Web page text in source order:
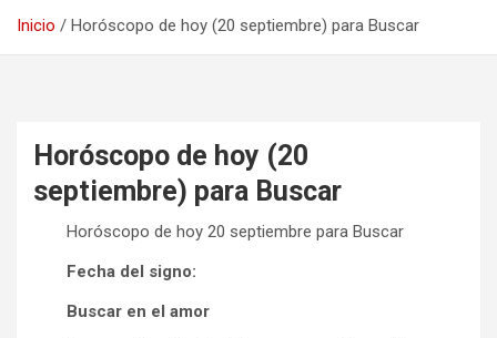
Inicio Horóscopo de hoy (20 septiembre) para Buscar
Horóscopo de hoy (20
septiembre) para Buscar
Horóscopo de hoy 20 septiembre para Buscar
Fecha del signo:
Buscar en el amor